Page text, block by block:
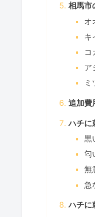
相馬市
オ
キ
コ
ア
追加費
ハチに
黒
匂
無
急
ハチに